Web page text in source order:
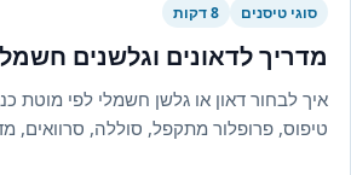
סוגי טיסנים 8 דקות
מדריך לדאונים וגלשנים
איך לבחור דאון או גלשן חשמלי לפי מוטת
טיפוס, פרופלור מתקפל, סוללה, סרוואים,